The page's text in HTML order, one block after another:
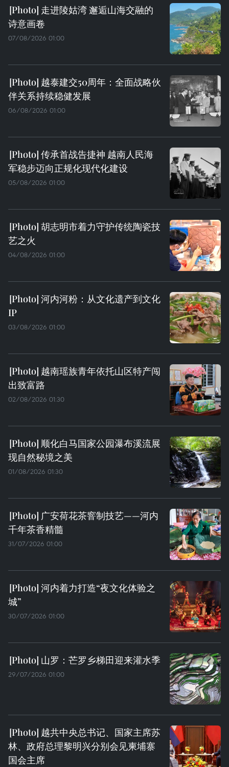
走进陵姑湾 邂逅山海交融的
诗意画卷
07/08/2026 01:00
越泰建交50周年：全面战略伙
伴关系持续稳健发展
06/08/2026 01:00
传承首战告捷神 越南人民海
军稳步迈向正规化现代化建设
05/08/2026 01:00
胡志明市着力守护传统陶瓷技
艺之火
04/08/2026 01:00
河内河粉：从文化遗产到文化
IP
03/08/2026 01:00
越南瑶族青年依托山区特产闯
出致富路
02/08/2026 01:30
顺化白马国家公园瀑布溪流展
现自然秘境之美
01/08/2026 01:30
广安荷花茶窨制技艺——河内
千年茶香精髓
31/07/2026 01:00
河内着力打造“夜文化体验之
城”
30/07/2026 01:00
山罗：芒罗乡梯田迎来灌水季
29/07/2026 01:00
越共中央总书记、国家主席苏
林、政府总理黎明兴分别会见柬埔寨
国会主席